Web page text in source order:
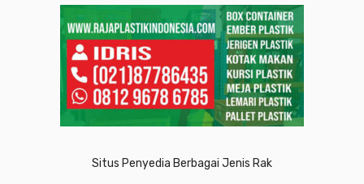
Situs Penyedia Berbagai Jenis Rak